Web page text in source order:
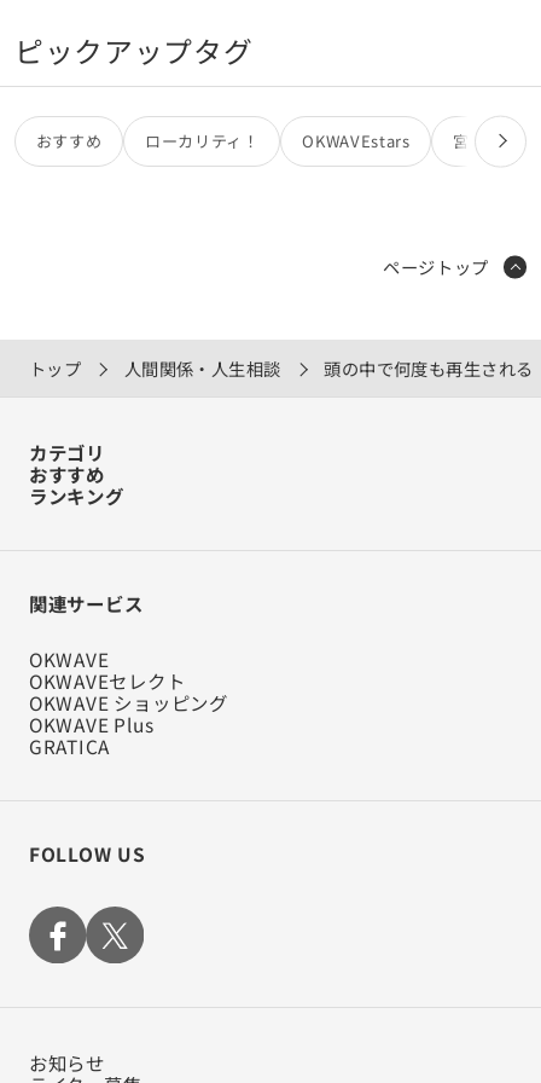
ピックアップタグ
おすすめ ローカリティ！ OKWAVEstars 宮田カオリ
トップ 人間関係・人生相談 頭の中で何度も再生され
ページトップ
カテゴリ
おすすめ
ランキング
関連サービス
OKWAVE
OKWAVEセレクト
OKWAVE ショッピング
OKWAVE Plus
GRATICA
FOLLOW US
お知らせ